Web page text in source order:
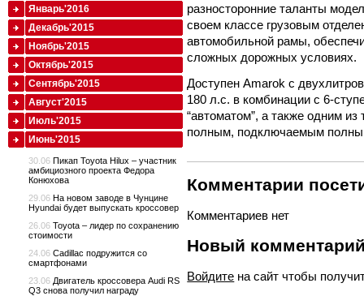
разносторонние таланты
своем классе грузовым
автомобильной рамы,
сложных дорожных условиях.
Доступен Amarok с
180 л.с. в комбинации с 6-
“автоматом”, а также одним
полным, подключаемым
Комментарии
Комментариев нет
Новый
Войдите на сайт чтобы
Январь'2016
Декабрь'2015
Ноябрь'2015
Октябрь'2015
Сентябрь'2015
Август'2015
Июль'2015
Июнь'2015
30.06 Пикап Toyota Hilux – участник
амбициозного проекта Федора
Конюхова
29.06 На новом заводе в Чунцине
Hyundai будет выпускать кроссовер
26.06 Toyota – лидер по сохранению
стоимости
24.06 Cadillac подружится со
смартфонами
23.06 Двигатель кроссовера Audi RS
Q3 снова получил награду